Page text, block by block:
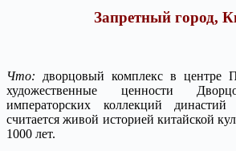
Запретный город,
Что: дворцовый комплекс в центре
художественные ценности
императорских коллекций
считается живой историей китайской
1000 лет.